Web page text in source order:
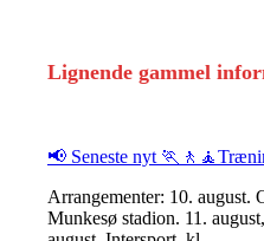
Lignende gammel
📢 Seneste nyt
Arrangementer: 10. august.
Munkesø stadion. 11.